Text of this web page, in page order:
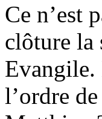
Ce n’est
clôture la
Evangile.
l’ordre